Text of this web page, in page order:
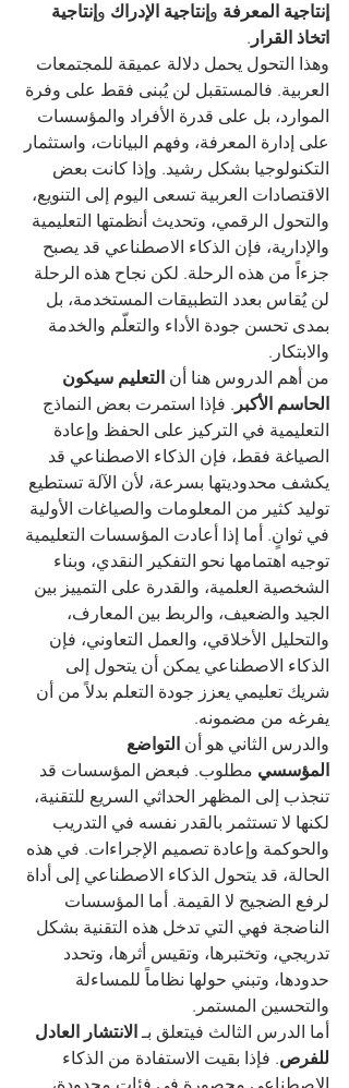
إنتاجية المعرفة وإنتاجية الإدراك وإنتاجية
اتخاذ القرار .
وهذا التحول يحمل دلالة عميقة للمجتمعات
العربية. فالمستقبل لن يُبنى فقط على وفرة
الموارد، بل على قدرة الأفراد والمؤسسات
على إدارة المعرفة، وفهم البيانات، واستثمار
التكنولوجيا بشكل رشيد. وإذا كانت بعض
الاقتصادات العربية تسعى اليوم إلى التنويع،
والتحول الرقمي، وتحديث أنظمتها التعليمية
والإدارية، فإن الذكاء الاصطناعي قد يصبح
جزءاً من هذه الرحلة. لكن نجاح هذه الرحلة
لن يُقاس بعدد التطبيقات المستخدمة، بل
بمدى تحسن جودة الأداء والتعلّم والخدمة
والابتكار.
من أهم الدروس هنا أن التعليم سيكون
الحاسم الأكبر . فإذا استمرت بعض النماذج
التعليمية في التركيز على الحفظ وإعادة
الصياغة فقط، فإن الذكاء الاصطناعي قد
يكشف محدوديتها بسرعة، لأن الآلة تستطيع
توليد كثير من المعلومات والصياغات الأولية
في ثوانٍ. أما إذا أعادت المؤسسات التعليمية
توجيه اهتمامها نحو التفكير النقدي، وبناء
الشخصية العلمية، والقدرة على التمييز بين
الجيد والضعيف، والربط بين المعارف،
والتحليل الأخلاقي، والعمل التعاوني، فإن
الذكاء الاصطناعي يمكن أن يتحول إلى
شريك تعليمي يعزز جودة التعلم بدلاً من أن
يفرغه من مضمونه.
والدرس الثاني هو أن التواضع
المؤسسي مطلوب. فبعض المؤسسات قد
تنجذب إلى المظهر الحداثي السريع للتقنية،
لكنها لا تستثمر بالقدر نفسه في التدريب
والحوكمة وإعادة تصميم الإجراءات. في هذه
الحالة، قد يتحول الذكاء الاصطناعي إلى أداة
لرفع الضجيج لا القيمة. أما المؤسسات
الناضجة فهي التي تدخل هذه التقنية بشكل
تدريجي، وتختبرها، وتقيس أثرها، وتحدد
حدودها، وتبني حولها نظاماً للمساءلة
والتحسين المستمر.
أما الدرس الثالث فيتعلق بـ الانتشار العادل
للفرص. فإذا بقيت الاستفادة من الذكاء